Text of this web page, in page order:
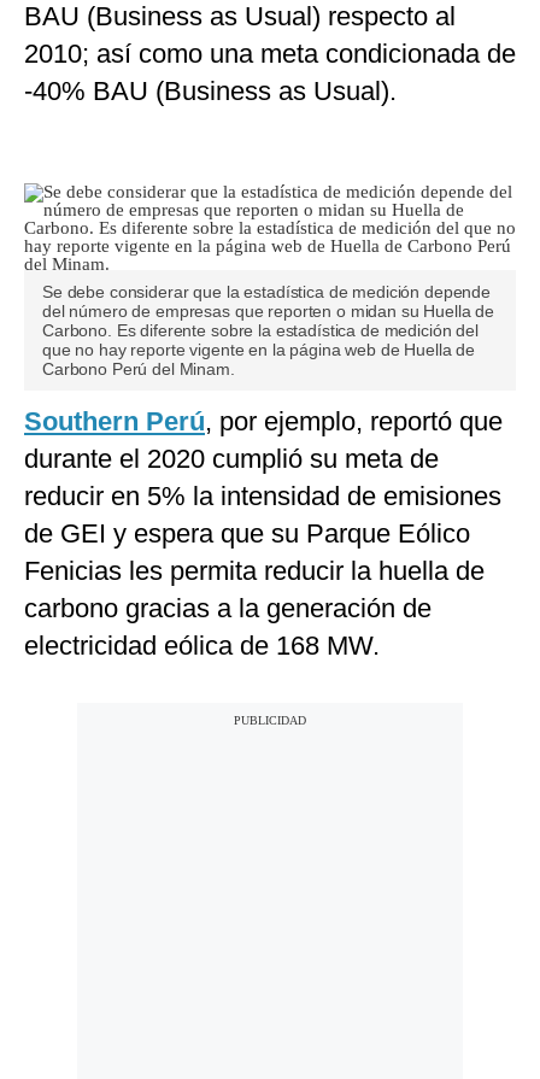
BAU (Business as Usual) respecto al
2010; así como una meta condicionada de
-40% BAU (Business as Usual).
Se debe considerar que la estadística de medición depende
del número de empresas que reporten o midan su Huella de
Carbono. Es diferente sobre la estadística de medición del
que no hay reporte vigente en la página web de Huella de
Carbono Perú del Minam.
Southern Perú, por ejemplo, reportó que
durante el 2020 cumplió su meta de
reducir en 5% la intensidad de emisiones
de GEI y espera que su Parque Eólico
Fenicias les permita reducir la huella de
carbono gracias a la generación de
electricidad eólica de 168 MW.